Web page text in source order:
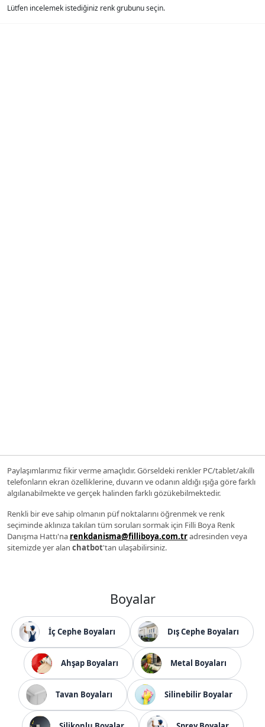
Lütfen incelemek istediğiniz renk grubunu seçin.
Paylaşımlarımız fikir verme amaçlıdır. Görseldeki renkler PC/tablet/akıllı
telefonların ekran özelliklerine, duvarın ve odanın aldığı ışığa göre farklı
algılanabilmekte ve gerçek halinden farklı gözükebilmektedir.
Renkli bir eve sahip olmanın püf noktalarını öğrenmek ve renk
seçiminde aklınıza takılan tüm soruları sormak için Filli Boya Renk
Danışma Hattı'na renkdanisma@filliboya.com.tradresinden veya
sitemizde yer alan chatbot'tan ulaşabilirsiniz.
Boyalar
İç Cephe Boyaları Dış Cephe Boyaları
Ahşap Boyaları Metal Boyaları
Tavan Boyaları Silinebilir Boyalar